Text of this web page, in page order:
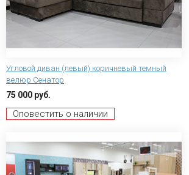
Угловой диван (левый) коричневый темный
велюр Сенатор
75 000 руб.
Оповестить о наличии